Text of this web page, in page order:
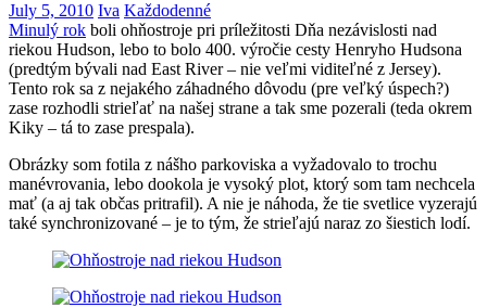
July 5, 2010 Iva Každodenné
Minulý rok boli ohňostroje pri príležitosti Dňa nezávislosti nad
riekou Hudson, lebo to bolo 400. výročie cesty Henryho Hudsona
(predtým bývali nad East River – nie veľmi viditeľné z Jersey).
Tento rok sa z nejakého záhadného dôvodu (pre veľký úspech?)
zase rozhodli strieľať na našej strane a tak sme pozerali (teda okrem
Kiky – tá to zase prespala).
Obrázky som fotila z nášho parkoviska a vyžadovalo to trochu
manévrovania, lebo dookola je vysoký plot, ktorý som tam nechcela
mať (a aj tak občas pritrafil). A nie je náhoda, že tie svetlice vyzerajú
také synchronizované – je to tým, že strieľajú naraz zo šiestich lodí.